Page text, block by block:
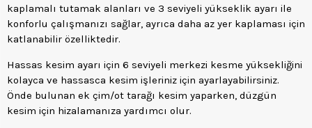
kaplamalı tutamak alanları ve 3 seviyeli yükseklik ayarı ile
konforlu çalışmanızı sağlar, ayrıca daha az yer kaplaması için
katlanabilir özelliktedir.
Hassas kesim ayarı için 6 seviyeli merkezi kesme yüksekliğini
kolayca ve hassasca kesim işleriniz için ayarlayabilirsiniz.
Önde bulunan ek çim/ot tarağı kesim yaparken, düzgün
kesim için hizalamanıza yardımcı olur.